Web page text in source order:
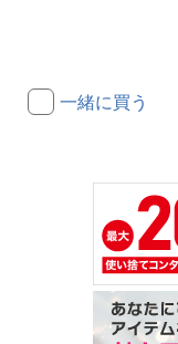
一緒に買う